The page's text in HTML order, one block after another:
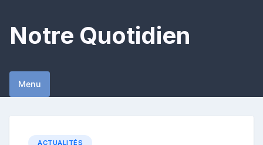
content
Notre Quotidien
Menu
ACTUALITÉS